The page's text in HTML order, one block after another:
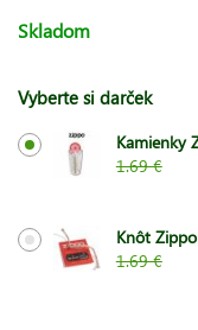
Skladom
Vyberte si darček
Kamienky
1.69 €
Knôt
1.69 €